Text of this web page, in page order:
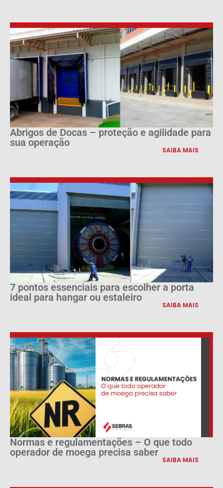
Abrigos de Docas – proteção e agilidade para
sua operação
SAIBA MAIS
7 pontos essenciais para escolher a porta
ideal para hangar ou estaleiro
SAIBA MAIS
Normas e regulamentações – O que todo
operador de moega precisa saber
SAIBA MAIS